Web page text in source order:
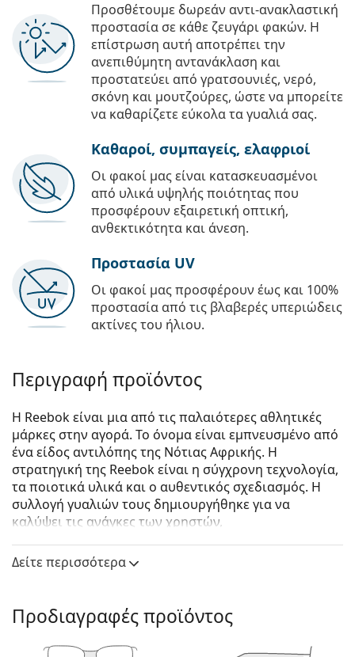
Προσθέτουμε δωρεάν αντι-ανακλαστική
προστασία σε κάθε ζευγάρι φακών. Η
επίστρωση αυτή αποτρέπει την
ανεπιθύμητη αντανάκλαση και
προστατεύει από γρατσουνιές, νερό,
σκόνη και μουτζούρες, ώστε να μπορείτε
να καθαρίζετε εύκολα τα γυαλιά σας.
Καθαροί, συμπαγείς, ελαφριοί
Οι φακοί μας είναι κατασκευασμένοι
από υλικά υψηλής ποιότητας που
προσφέρουν εξαιρετική οπτική,
ανθεκτικότητα και άνεση.
Προστασία UV
Οι φακοί μας προσφέρουν έως και 100%
προστασία από τις βλαβερές υπεριώδεις
ακτίνες του ήλιου.
Περιγραφή προϊόντος
Η Reebok είναι μια από τις παλαιότερες αθλητικές
μάρκες στην αγορά. Το όνομα είναι εμπνευσμένο από
ένα είδος αντιλόπης της Νότιας Αφρικής. Η
στρατηγική της Reebok είναι η σύγχρονη τεχνολογία,
τα ποιοτικά υλικά και ο αυθεντικός σχεδιασμός. Η
συλλογή γυαλιών τους δημιουργήθηκε για να
καλύψει τις ανάγκες των χρηστών,
της μόδας.
Δείτε πώς φαίνονται πάνω σας αυτά τα γυαλιά
οράσεως με τη λειτουργία του Εικονικού καθρέφτη
Δείτε περισσότερα
Προδιαγραφές προϊόντος